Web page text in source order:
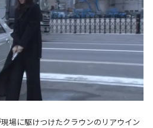
場に駆けつけたクラウンのリアウイン